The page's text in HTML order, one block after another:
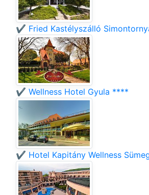
✔️ Fried Kastélyszálló
✔️ Wellness Hotel Gyula ****
✔️ Hotel Kapitány Wellness